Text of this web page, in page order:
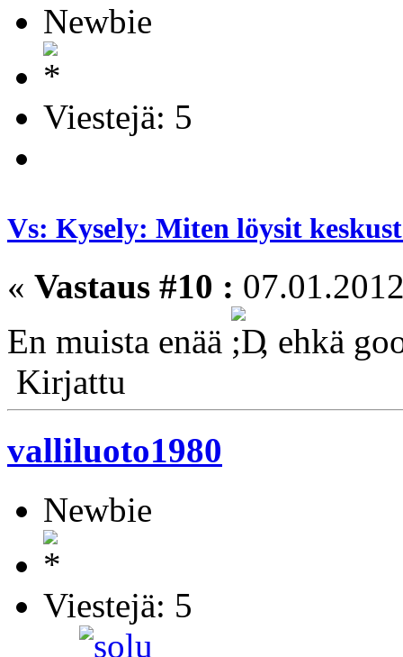
Newbie
Viestejä: 5
Vs: Kysely: Miten löysit
« Vastaus #10 :
En muista enää
, ehkä
Kirjattu
valliluoto1980
Newbie
Viestejä: 5